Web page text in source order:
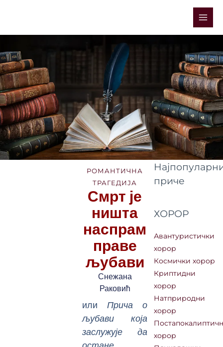
Main
РОМАНТИЧНА
ТРАГЕДИЈА
Смрт је
ништа
наспрам
праве
љубави
Снежана
Раковић
илиПрича о
љубави која
заслужује да
приче
ХОРОР
Авантуристички
хорор
Космички хорор
Криптидни
хорор
Натприродни
хорор
хорор